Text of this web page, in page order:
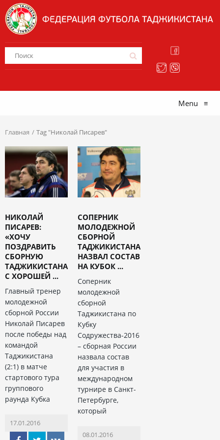
Menu ≡
Главная Tag "Николай Писарев"
НИКОЛАЙ
ПИСАРЕВ:
«ХОЧУ
ПОЗДРАВИТЬ
СБОРНУЮ
ТАДЖИКИСТАНА
С ХОРОШЕЙ ...
Главный тренер
молодежной
сборной России
Николай Писарев
после победы над
командой
Таджикистана
(2:1) в матче
стартового тура
группового
раунда Кубка
17.01.2016
СОПЕРНИК
МОЛОДЕЖНОЙ
СБОРНОЙ
ТАДЖИКИСТАНА
НАЗВАЛ СОСТАВ
НА КУБОК ...
Соперник
молодежной
сборной
Таджикистана по
Кубку
Содружества-2016
– сборная России
назвала состав
для участия в
международном
турнире в Санкт-
Петербурге,
который
08.01.2016